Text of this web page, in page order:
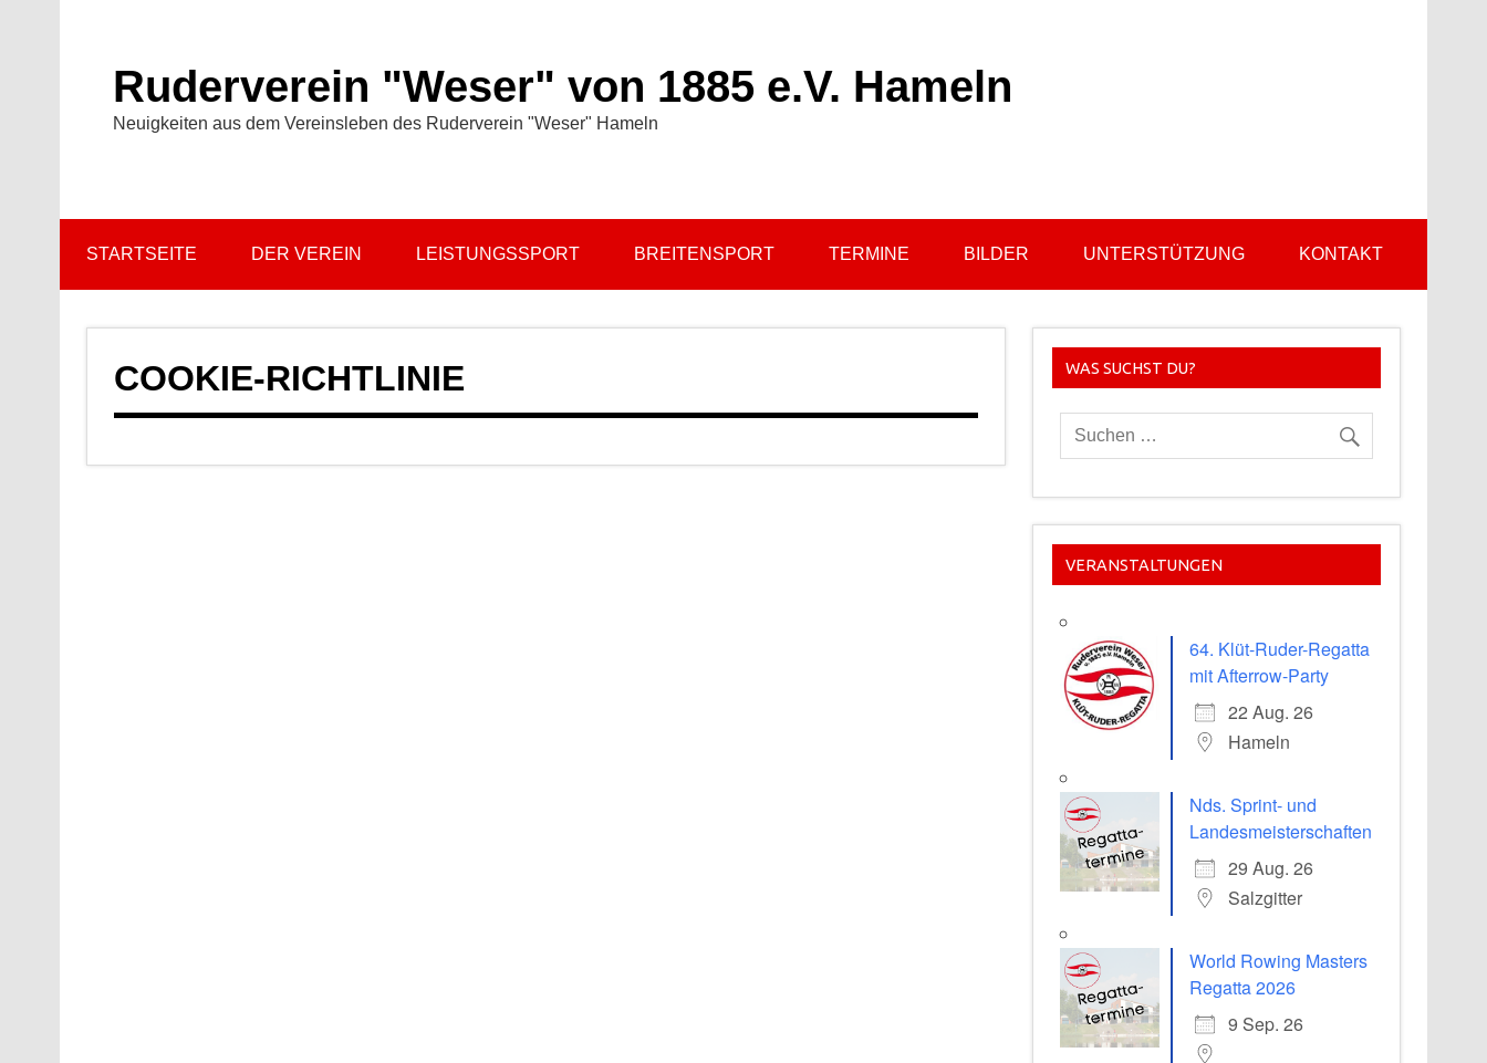
Ruderverein "Weser" von 1885 e.V. Hameln
Neuigkeiten aus dem Vereinsleben des Ruderverein "Weser" Hameln
STARTSEITE DER VEREIN LEISTUNGSSPORT BREITENSPORT TERMINE BILDER UNTERSTÜTZUNG KONTAKT
COOKIE-RICHTLINIE WAS SUCHST DU?
VERANSTALTUNGEN
64. Klüt-Ruder-Regatta
mit Afterrow-Party
22 Aug. 26
Hameln
Nds. Sprint- und
Landesmeisterschaften
29 Aug. 26
Salzgitter
World Rowing Masters
Regatta 2026
9 Sep. 26